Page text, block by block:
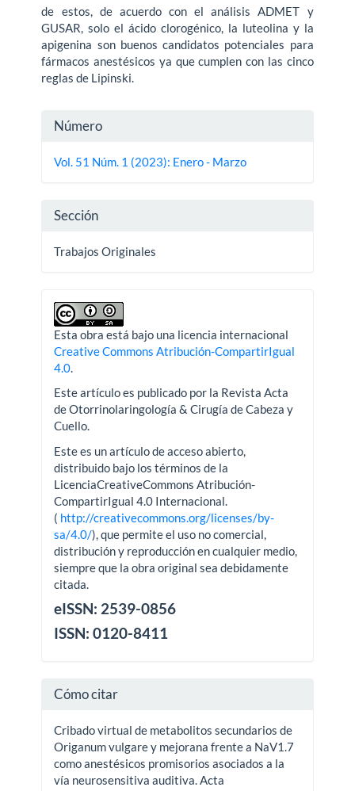
de estos, de acuerdo con el análisis ADMET y
GUSAR, solo el ácido clorogénico, la luteolina y la
apigenina son buenos candidatos potenciales para
fármacos anestésicos ya que cumplen con las cinco
reglas de Lipinski.
Detalles
del
Número
Vol. 51 Núm. 1 (2023): Enero - Marzo
Sección
Trabajos Originales
Esta obra está bajo una licencia internacional
Creative Commons Atribución-CompartirIgual
4.0.
Este artículo es publicado por la Revista Acta
de Otorrinolaringología & Cirugía de Cabeza y
Cuello.
Este es un artículo de acceso abierto,
distribuido bajo los términos de la
LicenciaCreativeCommons Atribución-
CompartirIgual 4.0 Internacional.
( http://creativecommons.org/licenses/by-
sa/4.0/), que permite el uso no comercial,
distribución y reproducción en cualquier medio,
siempre que la obra original sea debidamente
citada.
eISSN: 2539-0856
ISSN: 0120-8411
Cómo citar
Cribado virtual de metabolitos secundarios de
Origanum vulgare y mejorana frente a NaV1.7
como anestésicos promisorios asociados a la
vía neurosensitiva auditiva. Acta